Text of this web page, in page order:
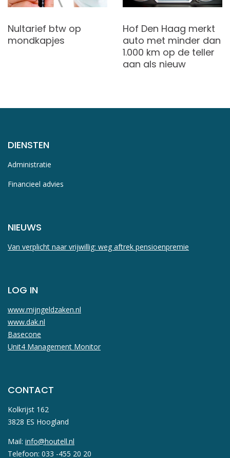
Nultarief btw op
mondkapjes
Hof Den Haag merkt
auto met minder dan
1.000 km op de teller
aan als nieuw
DIENSTEN
Administratie
Financieel advies
NIEUWS
Van verplicht naar vrijwillig: weg aftrek pensioenpremie
LOG IN
www.mijngeldzaken.nl
www.dak.nl
Basecone
Unit4 Management Monitor
CONTACT
Kolkrijst 162
3828 ES Hoogland
Mail: info@houtell.nl
Telefoon: 033 -455 20 20